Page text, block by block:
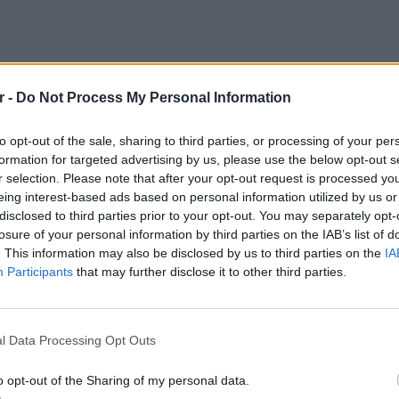
- Do Not Process My Personal Information
opt-out of the sale, sharing to third parties, or processing of your
for targeted advertising by us, please use the below opt-out
selection. Please note that after your opt-out request is processed
interest-based ads based on personal information utilized by us
to third parties prior to your opt-out. You may separately
of your personal information by third parties on the IAB’s list of
This information may also be disclosed by us to third parties on the
Participants that may further disclose it to other third parties.
Data Processing Opt Outs
opt-out of the Sharing of my personal data.
Η
την αστοχία τουΑμπουνάντακαι έστειλε
προβολή για το1-0. Ήταν το δεύτερο γκολ
σκοράρει και στην πρεμιέρα κόντρα στη
αποβολή για το Κατάρ
επιθετικός τηςΓιουβέντους,Τζόναθαν